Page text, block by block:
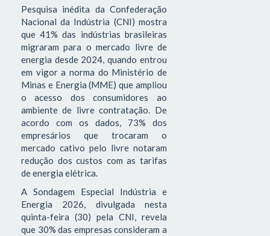
Pesquisa inédita da Confederação
Nacional da Indústria (CNI) mostra
que 41% das indústrias brasileiras
migraram para o mercado livre de
energia desde 2024, quando entrou
em vigor a norma do Ministério de
Minas e Energia (MME) que ampliou
o acesso dos consumidores ao
ambiente de livre contratação. De
acordo com os dados, 73% dos
empresários que trocaram o
mercado cativo pelo livre notaram
redução dos custos com as tarifas
de energia elétrica.
A Sondagem Especial Indústria e
Energia 2026, divulgada nesta
quinta-feira (30) pela CNI, revela
que 30% das empresas consideram a